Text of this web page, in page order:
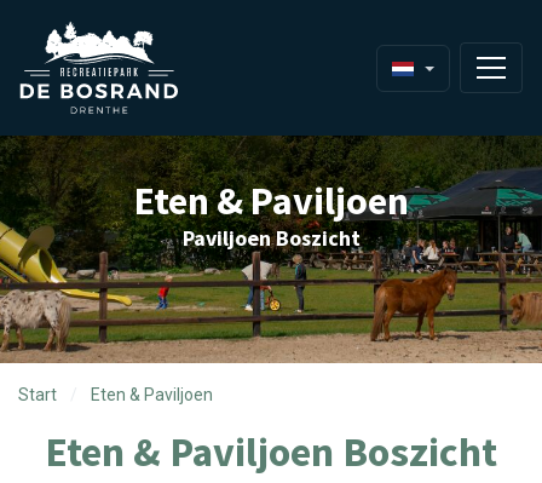
Eten & Paviljoen
Paviljoen Boszicht
Start Eten & Paviljoen
Eten & Paviljoen Boszicht